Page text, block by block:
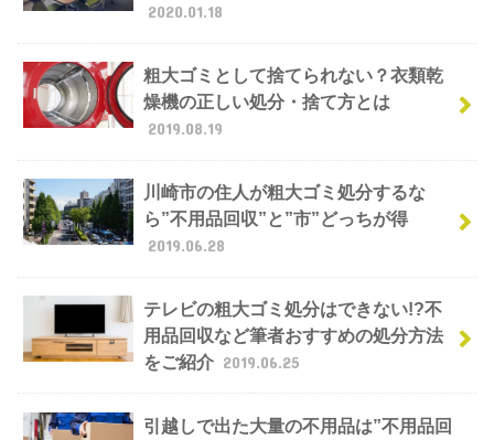
2020.01.18
粗大ゴミとして捨てられない？衣類乾
燥機の正しい処分・捨て方とは
2019.08.19
川崎市の住人が粗大ゴミ処分するな
ら”不用品回収”と”市”どっちが得
2019.06.28
テレビの粗大ゴミ処分はできない!?不
用品回収など筆者おすすめの処分方法
をご紹介 2019.06.25
引越しで出た大量の不用品は”不用品回